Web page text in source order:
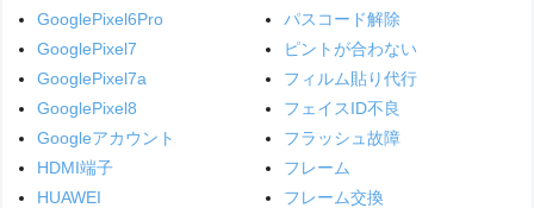
GooglePixel6Pro
GooglePixel7
GooglePixel7a
GooglePixel8
Googleアカウント
HDMI端子
HUAWEI
パスコード解除
ピントが合わない
フィルム貼り代行
フェイスID不良
フラッシュ故障
フレーム
フレーム交換